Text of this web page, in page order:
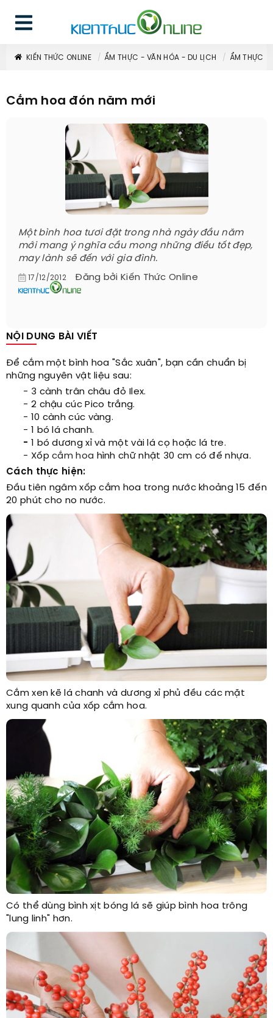
KIẾN THỨC ONLINE ẨM THỰC - VĂN HÓA - DU LỊCH ẨM THỰC
Cắm hoa đón năm mới
Một bình hoa tươi đặt trong nhà ngày đầu năm
mới mang ý nghĩa cầu mong những điều tốt đẹp,
may lành sẽ đến với gia đình.
17/12/2012 Đăng bởi Kiến Thức Online
NỘI DUNG BÀI VIẾT
Để cắm một bình hoa "Sắc xuân", bạn cần chuẩn bị
những nguyên vật liệu sau:
- 3 cành trân châu đỏ Ilex.
- 2 chậu cúc Pico trắng.
- 10 cành cúc vàng.
- 1 bó lá chanh.
- 1 bó dương xỉ và một vài lá cọ hoặc lá tre.
- Xốpcắm hoa hình chữ nhật 30 cm có đế nhựa.
Cách thực hiện:
Đầu tiên ngâm xốp cắm hoa trong nước khoảng 15 đến
20 phút cho no nước.
Cắm xen kẽ lá chanh và dương xỉ phủ đều các mặt
xung quanh của xốp cắm hoa.
Có thể dùng bình xịt bóng lá sẽ giúp bình hoa trông
"lung linh" hơn.